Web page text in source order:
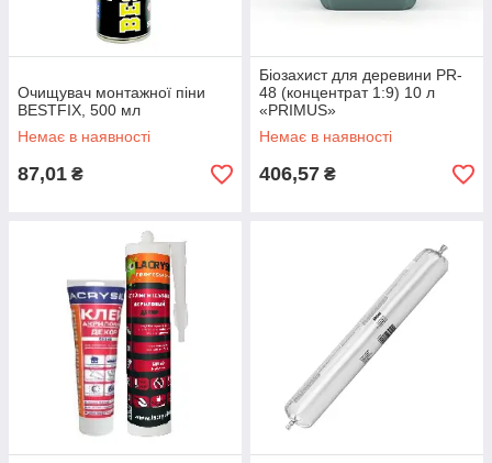
Очищувач монтажної піни
BESTFIX, 500 мл
Немає в наявності
87,01 ₴
Біозахист для деревини PR-
48 (концентрат 1:9) 10 л
«PRIMUS»
Немає в наявності
406,57 ₴